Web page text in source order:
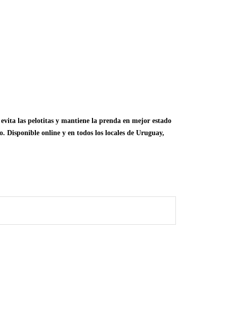
las pelotitas y mantiene la prenda en mejor estado
Disponible online y en todos los locales de Uruguay,